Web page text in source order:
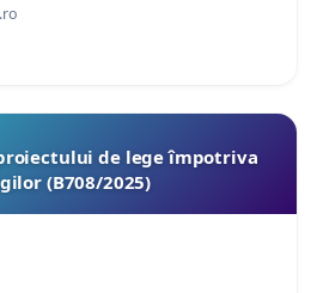
de lege împotriva
(B708/2025)